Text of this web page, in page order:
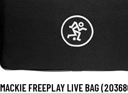
MACKIE FREEPLAY LIVE BAG